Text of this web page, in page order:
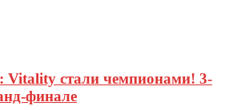
Vitality стали чемпионами! 3-
финале